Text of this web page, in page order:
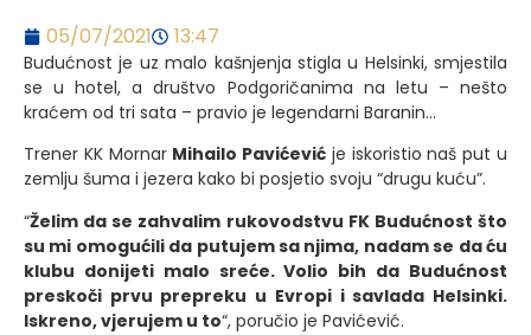
05/07/2021 13:47
Budućnost je uz malo kašnjenja stigla u Helsinki, smjestila
se u hotel, a društvo Podgoričanima na letu – nešto
kraćem od tri sata – pravio je legendarni Baranin…
Trener KK Mornar Mihailo Pavićević je iskoristio naš put u
zemlju šuma i jezera kako bi posjetio svoju “drugu kuću”.
“Želim da se zahvalim rukovodstvu FK Budućnost što
su mi omogućili da putujem sa njima, nadam se da ću
klubu donijeti malo sreće. Volio bih da Budućnost
preskoči prvu prepreku u Evropi i savlada Helsinki.
Iskreno, vjerujem u to“, poručio je Pavićević.